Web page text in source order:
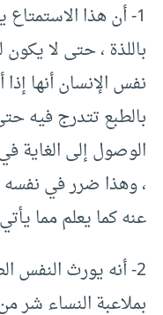
1- أن هذا
باللذة ، حتى لا
نفس الإنسان أنها
بالطبع تتدرج فيه
الوصول إلى الغاية
، وهذا ضرر في
عنه كما يعلم مما
2- أنه يورث النفس
بملاعبة النساء شر